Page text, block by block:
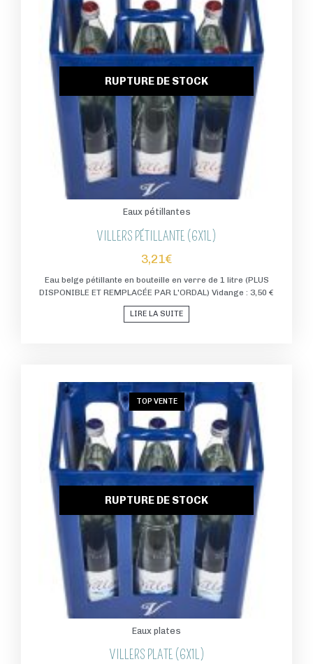
RUPTURE DE STOCK
Eaux pétillantes
VILLERS PÉTILLANTE (6X1L)
3,21€
Eau belge pétillante en bouteille en verre de 1 litre (PLUS
DISPONIBLE ET REMPLACÉE PAR L'ORDAL) Vidange : 3,50 €
LIRE LA SUITE
TOP VENTE
RUPTURE DE STOCK
Eaux plates
VILLERS PLATE (6X1L)